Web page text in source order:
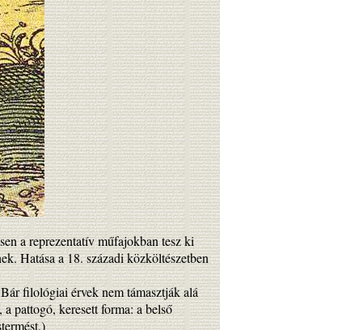
a reprezentatív műfajokban tesz ki
Hatása a 18. századi közköltészetben
filológiai érvek nem támasztják alá
pattogó, keresett forma: a belső